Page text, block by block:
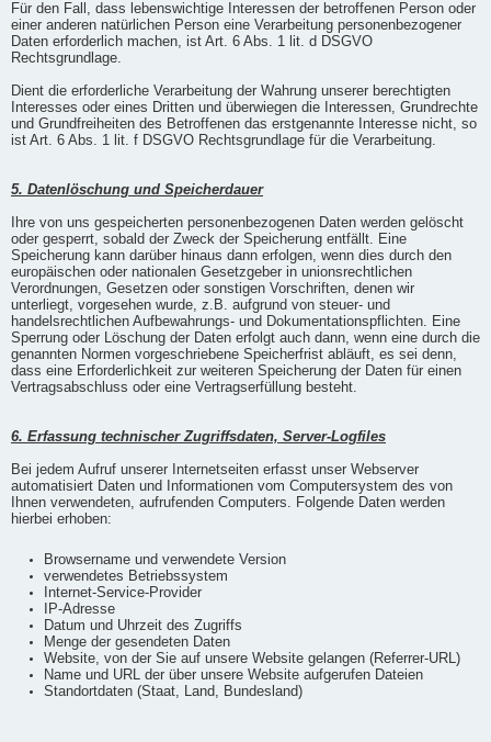
Für den Fall, dass lebenswichtige Interessen der betroffenen Person oder
einer anderen natürlichen Person eine Verarbeitung personenbezogener
Daten erforderlich machen, ist Art. 6 Abs. 1 lit. d DSGVO
Rechtsgrundlage.
Dient die erforderliche Verarbeitung der Wahrung unserer berechtigten
Interesses oder eines Dritten und überwiegen die Interessen, Grundrechte
und Grundfreiheiten des Betroffenen das erstgenannte Interesse nicht, so
ist Art. 6 Abs. 1 lit. f DSGVO Rechtsgrundlage für die Verarbeitung.
5. Datenlöschung und Speicherdauer
Ihre von uns gespeicherten personenbezogenen Daten werden gelöscht
oder gesperrt, sobald der Zweck der Speicherung entfällt. Eine
Speicherung kann darüber hinaus dann erfolgen, wenn dies durch den
europäischen oder nationalen Gesetzgeber in unionsrechtlichen
Verordnungen, Gesetzen oder sonstigen Vorschriften, denen wir
unterliegt, vorgesehen wurde, z.B. aufgrund von steuer- und
handelsrechtlichen Aufbewahrungs- und Dokumentationspflichten. Eine
Sperrung oder Löschung der Daten erfolgt auch dann, wenn eine durch die
genannten Normen vorgeschriebene Speicherfrist abläuft, es sei denn,
dass eine Erforderlichkeit zur weiteren Speicherung der Daten für einen
Vertragsabschluss oder eine Vertragserfüllung besteht.
6. Erfassung technischer Zugriffsdaten, Server-Logfiles
Bei jedem Aufruf unserer Internetseiten erfasst unser Webserver
automatisiert Daten und Informationen vom Computersystem des von
Ihnen verwendeten, aufrufenden Computers. Folgende Daten werden
hierbei erhoben:
Browsername und verwendete Version
verwendetes Betriebssystem
Internet-Service-Provider
IP-Adresse
Datum und Uhrzeit des Zugriffs
Menge der gesendeten Daten
Website, von der Sie auf unsere Website gelangen (Referrer-URL)
Name und URL der über unsere Website aufgerufen Dateien
Standortdaten (Staat, Land, Bundesland)